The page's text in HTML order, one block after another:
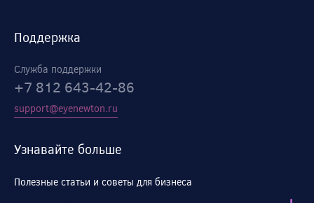
Поддержка
Служба поддержки
+7 812 643-42-86
support@eyenewton.ru
Узнавайте больше
Полезные статьи и советы для бизнеса